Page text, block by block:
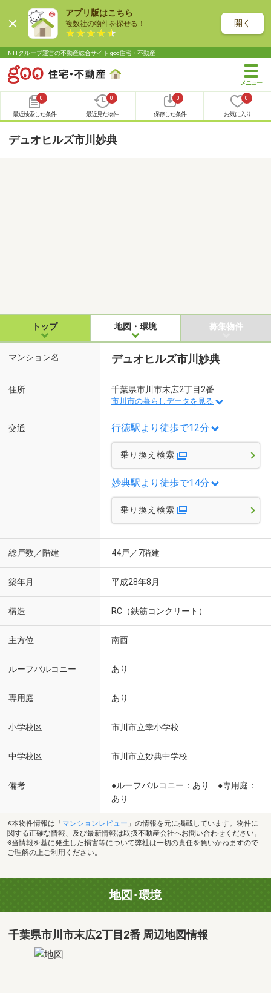
アプリ版はこちら
複数社の物件を探せる！ 開く
NTTグループ運営の不動産総合サイト goo住宅・不動産
0
最近検索した条件
0
最近見た物件
0
保存した条件
0
お気に入り
デュオヒルズ市川妙典
トップ 地図・環境 募集物件
マンション名 デュオヒルズ市川妙典
住所 千葉県市川市末広2丁目2番
市川市の暮らしデータを見る
交通 行徳駅より徒歩で12分
乗り換え検索
妙典駅より徒歩で14分
乗り換え検索
総戸数／階建 44戸／7階建
築年月 平成28年8月
構造 RC（鉄筋コンクリート）
主方位 南西
ルーフバルコニー あり
専用庭 あり
小学校区 市川市立幸小学校
中学校区 市川市立妙典中学校
備考
●ルーフバルコニー：あり ●専用庭：
あり
※本物件情報は「 マンションレビュー 」の情報を元に掲載しています。物件に
関する正確な情報、及び最新情報は取扱不動産会社へお問い合わせください。
※当情報を基に発生した損害等について弊社は一切の責任を負いかねますので
ご理解の上ご利用ください。
地図･環境
千葉県市川市末広2丁目2番 周辺地図情報